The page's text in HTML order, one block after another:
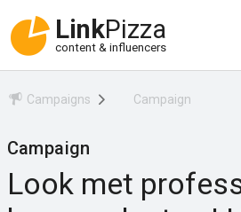
LinkPizza
content & influencers
Campaigns Campaign
Campaign
Look met